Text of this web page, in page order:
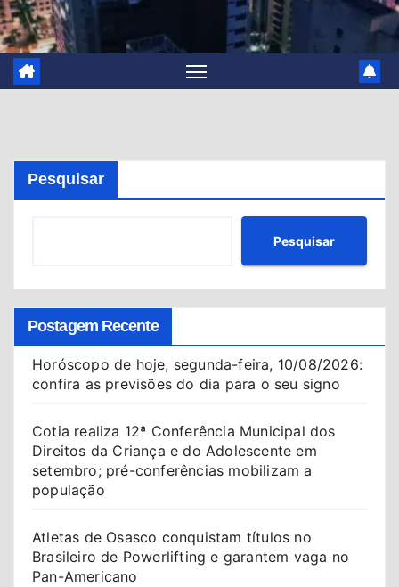
Pesquisar
Pesquisar
Postagem Recente
Horóscopo de hoje, segunda-feira, 10/08/2026:
confira as previsões do dia para o seu signo
Cotia realiza 12ª Conferência Municipal dos
Direitos da Criança e do Adolescente em
setembro; pré-conferências mobilizam a
população
Atletas de Osasco conquistam títulos no
Brasileiro de Powerlifting e garantem vaga no
Pan-Americano